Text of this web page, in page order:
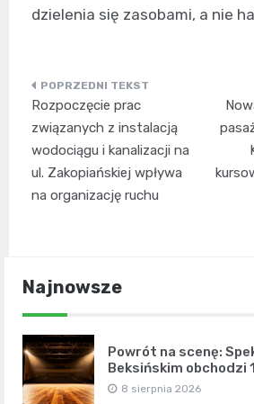
dzielenia się zasobami, a nie
Nawigacja
wpisu
Rozpoczęcie prac
związanych z instalacją
wodociągu i kanalizacji na
ul. Zakopiańskiej wpływa
na organizację ruchu
Najnowsze
Powrót na scenę:
Beksińskim obchodzi
8 sierpnia 2026